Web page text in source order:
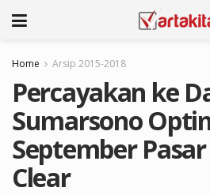
Home Arsip 2015-2018
Percayakan ke
Sumarsono
September
Clear